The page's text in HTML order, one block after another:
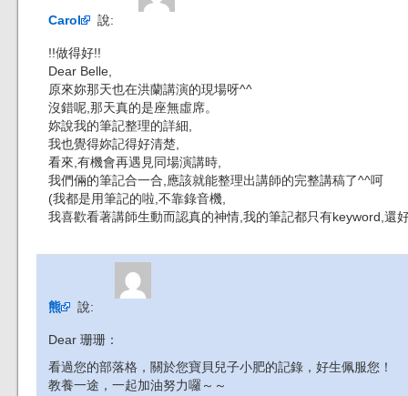
Carol 說:
!!做得好!!
Dear Belle,
原來妳那天也在洪蘭講演的現場呀^^
沒錯呢,那天真的是座無虛席。
妳說我的筆記整理的詳細,
我也覺得妳記得好清楚,
看來,有機會再遇見同場演講時,
我們倆的筆記合一合,應該就能整理出講師的完整講稿了^^呵
(我都是用筆記的啦,不靠錄音機,
我喜歡看著講師生動而認真的神情,我的筆記都只有keyword,還
熊 說:
Dear 珊珊：
看過您的部落格，關於您寶貝兒子小肥的記錄，好生佩服您！
教養一途，一起加油努力囉～～